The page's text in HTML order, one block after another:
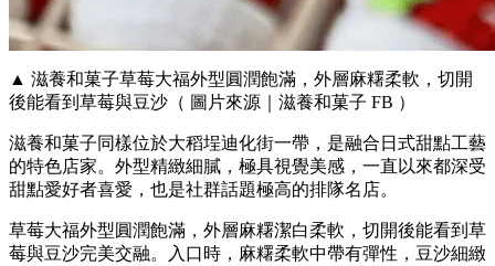
▲ 滋養和菓子草莓大福外型圓潤飽滿，外層麻糬柔軟，切開
後能看到草莓與豆沙（ 圖片來源｜滋養和菓子 FB ）
滋養和菓子同樣位於大稻埕迪化街一帶，是融合日式甜點工藝
的特色店家。外型精緻細膩，極具視覺美感，一直以來都深受
甜點愛好者喜愛，也是社群話題極高的排隊名店。
草莓大福外型圓潤飽滿，外層麻糬潔白柔軟，切開後能看到草
莓與豆沙完美交融。入口時，麻糬柔軟中帶有彈性，豆沙細緻